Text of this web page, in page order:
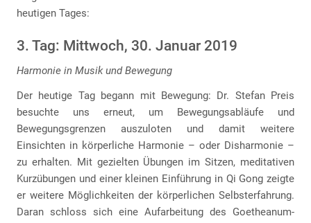
heutigen Tages:
3. Tag: Mittwoch, 30. Januar 2019
Harmonie in Musik und Bewegung
Der heutige Tag begann mit Bewegung: Dr. Stefan Preis
besuchte uns erneut, um Bewegungsabläufe und
Bewegungsgrenzen auszuloten und damit weitere
Einsichten in körperliche Harmonie – oder Disharmonie –
zu erhalten. Mit gezielten Übungen im Sitzen, meditativen
Kurzübungen und einer kleinen Einführung in Qi Gong zeigte
er weitere Möglichkeiten der körperlichen Selbsterfahrung.
Daran schloss sich eine Aufarbeitung des Goetheanum-